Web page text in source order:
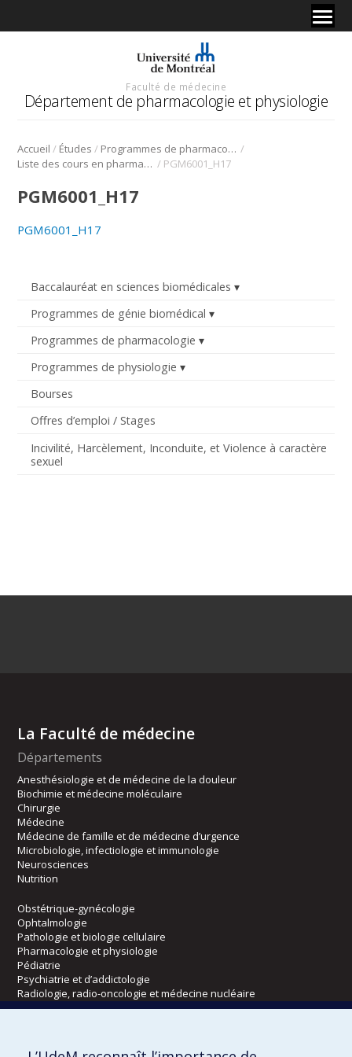
Faculté de médecine
Département de pharmacologie et physiologie
Accueil / Études / Programmes de pharmacologie /
Liste des cours en pharmacologie / PGM6001_H17
Baccalauréat en sciences biomédicales
Programmes de génie biomédical
Programmes de pharmacologie
Programmes de physiologie
Bourses
Offres d’emploi / Stages
Incivilité, Harcèlement, Inconduite, et Violence à caractère
sexuel
PGM6001_H17
PGM6001_H17
La Faculté de médecine
Départements
Anesthésiologie et de médecine de la douleur
Biochimie et médecine moléculaire
Chirurgie
Médecine
Médecine de famille et de médecine d’urgence
Microbiologie, infectiologie et immunologie
Neurosciences
Nutrition
Obstétrique-gynécologie
Ophtalmologie
Pathologie et biologie cellulaire
Pharmacologie et physiologie
Pédiatrie
Psychiatrie et d’addictologie
Radiologie, radio-oncologie et médecine nucléaire